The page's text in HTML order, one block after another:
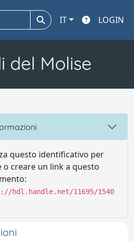
IT LOGIN
del Molise
questo identificativo per
o creare un link a questo
hdl.handle.net/11695/1540